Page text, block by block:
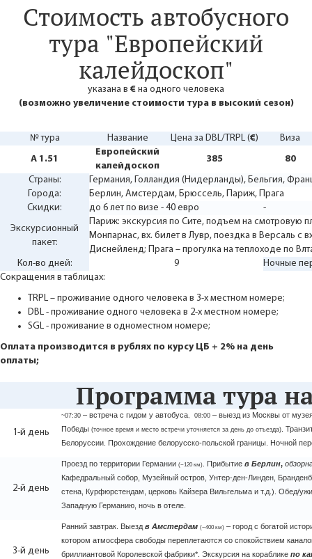
Стоимость автобусного
тура "Европейский
калейдоскоп"
указана в € на одного человека
(возможно увеличение стоимости тура в высокий сезон)
№ тура Название Цена за DBL/TRPL (€)
Виза
A 1.51
Европейский
калейдоскоп
385
80
Страны:
Германия, Голландия (Нидерланды), Бельгия,
Города:
Берлин, Амстердам, Брюссель, Париж, Прага
Скидки:
до 6 лет по визе - 40 евро
-
Экскурсионный
пакет:
Париж: экскурсия по Сите, подъем на смотровую
Монпарнас, вх. билет в Лувр, поездка в Версаль с
Диснейленд; Прага – прогулка на теплоходе по
Кол-во дней:
9
Ночные
Сокращения в таблицах:
TRPL – проживание одного человека в 3-х местном номере;
DBL - проживание одного человека в 2-х местном номере;
SGL - проживание в одноместном номере;
Оплата производится в рублях по курсу ЦБ + 2% на день
оплаты;
Программа тура
1-й день
~07:30 – встреча с гидом у автобуса, 08:00 – выезд из Москвы от
Победы (точное время и место встречи уточняется за день до отъезда) .
Белоруссии. Прохождение белорусско-польской границы. Ночной
2-й день
Проезд по территории Германии (~120 км) . Прибытие в Берлин,
Кафедральный собор, Музейный остров, Унтер-ден-Линден,
стена, Курфюрстендам, церковь Кайзера Вильгельма и т.д.). Обед/
Западную Германию, ночь в отеле.
3-й день
Ранний завтрак. Выезд в Амстердам (~400 км) – город с богатой
котором атмосфера свободы переплетаются со спокойствием
бриллиантовой Королевской фабрики*. Экскурсия на кораблике по